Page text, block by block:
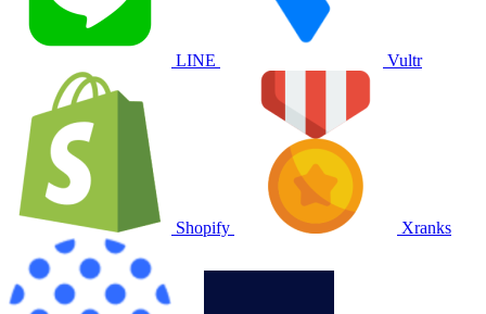
LINE Vultr
Shopify Xranks